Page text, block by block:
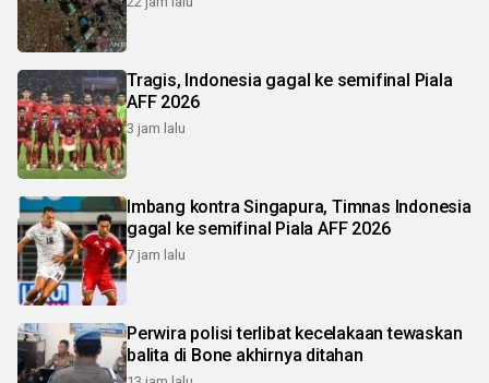
Tragis, Indonesia gagal ke semifinal Piala
AFF 2026
3 jam lalu
Imbang kontra Singapura, Timnas Indonesia
gagal ke semifinal Piala AFF 2026
7 jam lalu
Perwira polisi terlibat kecelakaan tewaskan
balita di Bone akhirnya ditahan